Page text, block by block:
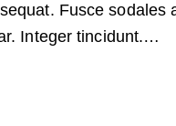
Fusce sodales
Integer tincidunt.…